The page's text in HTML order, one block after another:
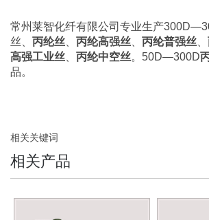
常州莱智化纤有限公司 专业生产
丝、 丙纶丝 丙纶高强丝 丙纶普强丝
高强工业丝
丙纶中空丝。50D—300D
品。
相关关键词
相关产品